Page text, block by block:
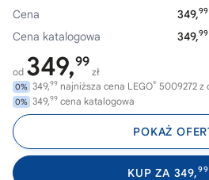
Cena
349,99
Cena katalogowa
349,99
od 349,99
zł
0% 349,99 najniższa cena LEGO® 5009272 z
0% 349,99 cena katalogowa
POKAŻ
KUP ZA 349,99